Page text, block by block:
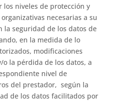
los niveles de protección y
necesarias a su
la seguridad de los datos de
en la medida de lo
modificaciones
la pérdida de los datos, a
nivel de
del prestador, según la
de los datos facilitados por